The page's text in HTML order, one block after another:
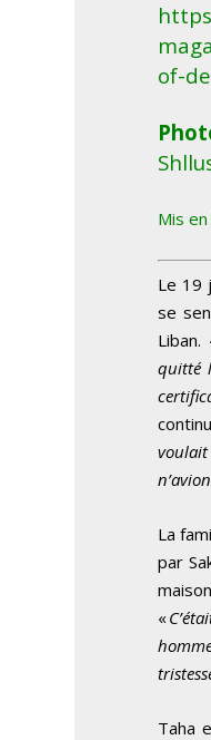
of-
Mis
Le 19
se
Liban.
quitté
La
par
«
Taha